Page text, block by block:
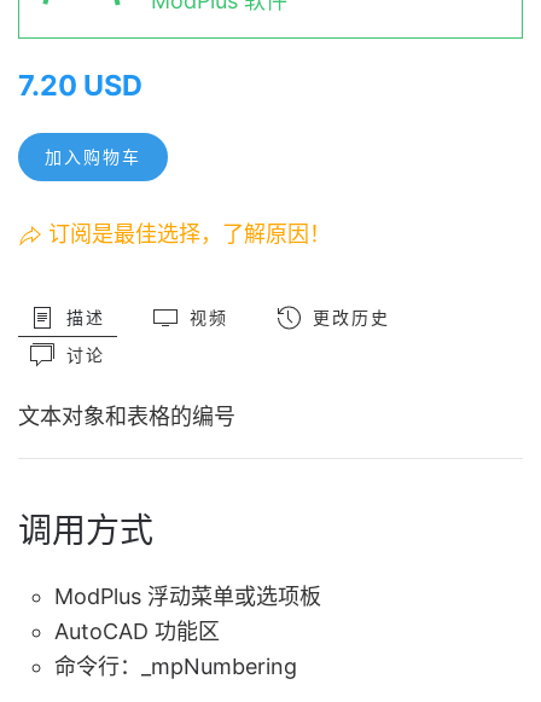
7.20 USD
加入购物车
订阅是最佳选择，了解原因！
描述 视频
更改历史
讨论
文本对象和表格的编号
调用方式
ModPlus 浮动菜单或选项板
AutoCAD 功能区
命令行：
_mpNumbering